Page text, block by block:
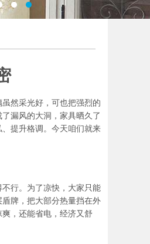
然采光好，可也把强烈的
漏风的大洞，家具晒久了
提升格调。今天咱们就来
行。为了凉快，大家只能
牌，把大部分热量挡在外
，还能省电，经济又舒